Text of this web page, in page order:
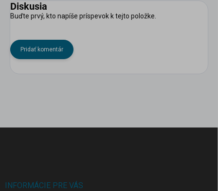
Diskusia
Buďte prvý, kto napíše príspevok k tejto položke.
Pridať komentár
INFORMÁCIE PRE VÁS